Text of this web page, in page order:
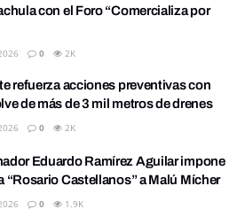
con el Foro “Comercializa por
0 2K
refuerza acciones preventivas con
de más de 3 mil metros de drenes
0 2K
Eduardo Ramírez Aguilar impone
“Rosario Castellanos” a Malú Mícher
0 1.9K